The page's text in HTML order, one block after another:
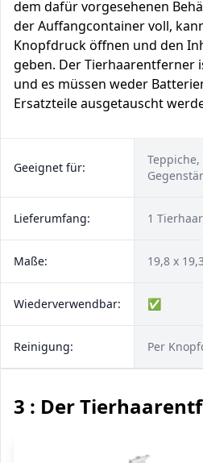
dem dafür vorgesehenen
der Auffangcontainer voll,
Knopfdruck öffnen und den
geben. Der Tierhaarentferner
und es müssen weder
Ersatzteile ausgetauscht
Geeignet für:
Lieferumfang: 1
Maße: 19,8 x
Wiederverwendbar: ✅
Reinigung: Per
3 : Der